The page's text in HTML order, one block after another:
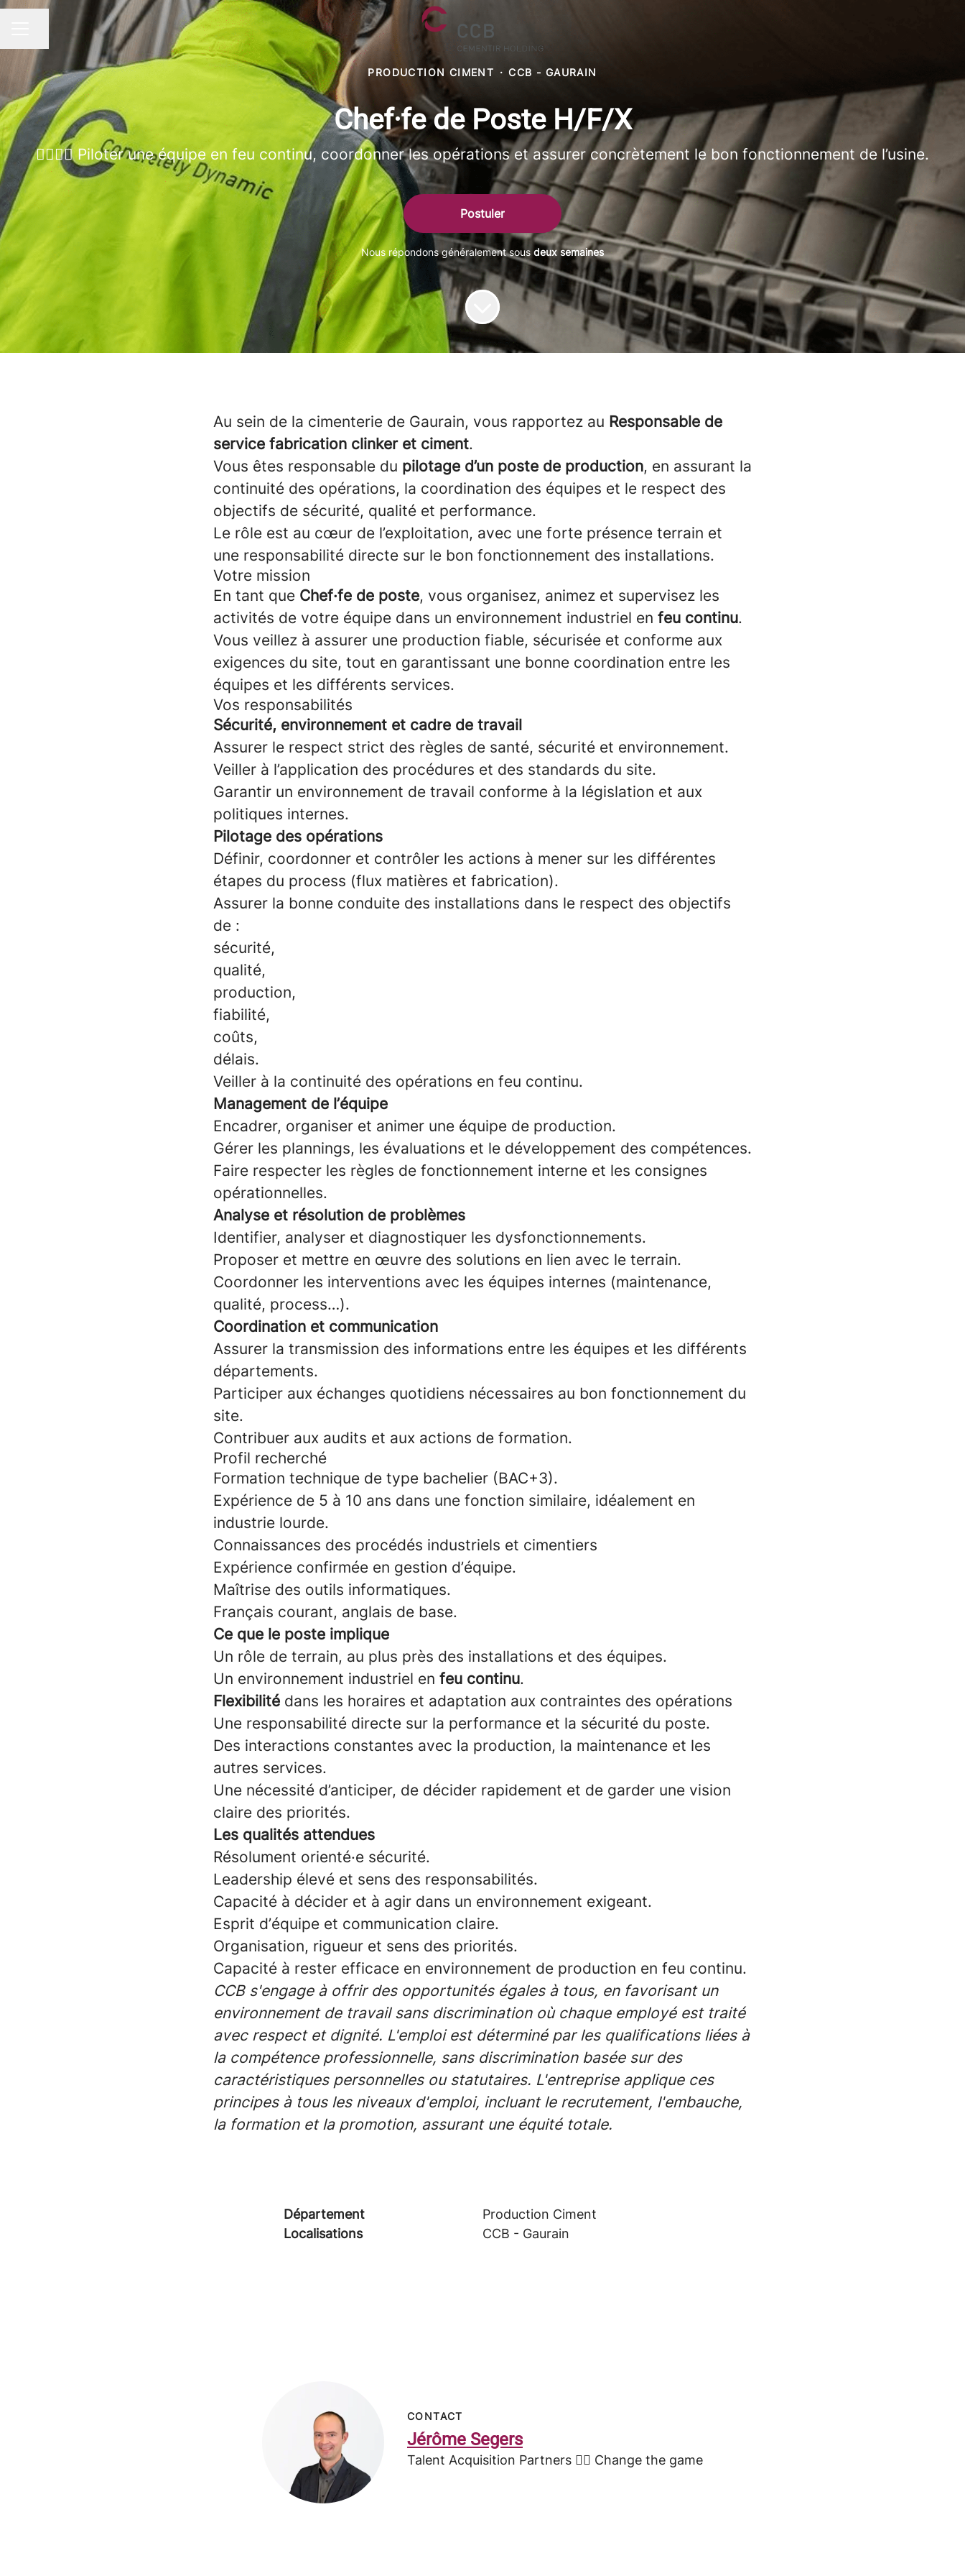
MENU CARRIÈRE
Partager la page
PRODUCTION CIMENT · CCB - GAURAIN
Chef·fe de Poste H/F/X
👷‍♂️👷‍♀️ Piloter une équipe en feu continu, coordonner les opérations et assurer concrètement le bon fonctionnement de l’usine.
Postuler
Nous répondons généralement sous deux semaines
Au sein de la cimenterie de Gaurain, vous rapportez au Responsable de
service fabrication clinker et ciment.
Vous êtes responsable du pilotage d’un poste de production, en assurant la
continuité des opérations, la coordination des équipes et le respect des
objectifs de sécurité, qualité et performance.
Le rôle est au cœur de l’exploitation, avec une forte présence terrain et
une responsabilité directe sur le bon fonctionnement des installations.
Votre mission
En tant que Chef·fe de poste, vous organisez, animez et supervisez les
activités de votre équipe dans un environnement industriel en feu continu.
Vous veillez à assurer une production fiable, sécurisée et conforme aux
exigences du site, tout en garantissant une bonne coordination entre les
équipes et les différents services.
Vos responsabilités
Sécurité, environnement et cadre de travail
Assurer le respect strict des règles de santé, sécurité et environnement.
Veiller à l’application des procédures et des standards du site.
Garantir un environnement de travail conforme à la législation et aux
politiques internes.
Pilotage des opérations
Définir, coordonner et contrôler les actions à mener sur les différentes
étapes du process (flux matières et fabrication).
Assurer la bonne conduite des installations dans le respect des objectifs
de :
sécurité,
qualité,
production,
fiabilité,
coûts,
délais.
Veiller à la continuité des opérations en feu continu.
Management de l’équipe
Encadrer, organiser et animer une équipe de production.
Gérer les plannings, les évaluations et le développement des compétences.
Faire respecter les règles de fonctionnement interne et les consignes
opérationnelles.
Analyse et résolution de problèmes
Identifier, analyser et diagnostiquer les dysfonctionnements.
Proposer et mettre en œuvre des solutions en lien avec le terrain.
Coordonner les interventions avec les équipes internes (maintenance,
qualité, process…).
Coordination et communication
Assurer la transmission des informations entre les équipes et les différents
départements.
Participer aux échanges quotidiens nécessaires au bon fonctionnement du
site.
Contribuer aux audits et aux actions de formation.
Profil recherché
Formation technique de type bachelier (BAC+3).
Expérience de 5 à 10 ans dans une fonction similaire, idéalement en
industrie lourde.
Connaissances des procédés industriels et cimentiers
Expérience confirmée en gestion d’équipe.
Maîtrise des outils informatiques.
Français courant, anglais de base.
Ce que le poste implique
Un rôle de terrain, au plus près des installations et des équipes.
Un environnement industriel en feu continu.
Flexibilité dans les horaires et adaptation aux contraintes des opérations
Une responsabilité directe sur la performance et la sécurité du poste.
Des interactions constantes avec la production, la maintenance et les
autres services.
Une nécessité d’anticiper, de décider rapidement et de garder une vision
claire des priorités.
Les qualités attendues
Résolument orienté·e sécurité.
Leadership élevé et sens des responsabilités.
Capacité à décider et à agir dans un environnement exigeant.
Esprit d’équipe et communication claire.
Organisation, rigueur et sens des priorités.
Capacité à rester efficace en environnement de production en feu continu.
CCB s'engage à offrir des opportunités égales à tous, en favorisant un
environnement de travail sans discrimination où chaque employé est traité
avec respect et dignité. L'emploi est déterminé par les qualifications liées à
la compétence professionnelle, sans discrimination basée sur des
caractéristiques personnelles ou statutaires. L'entreprise applique ces
principes à tous les niveaux d'emploi, incluant le recrutement, l'embauche,
la formation et la promotion, assurant une équité totale.
Département
Production Ciment
Localisations
CCB - Gaurain
CONTACT
Jérôme Segers
Talent Acquisition Partners 🤸‍♂️ Change the game